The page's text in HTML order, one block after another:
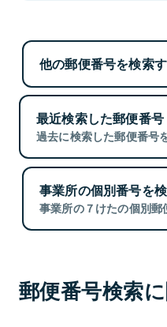
他の郵便番号を検索
最近検索した郵便番号
過去に検索した郵便番号
事業所の個別番号を
事業所の７けたの個別郵
郵便番号検索